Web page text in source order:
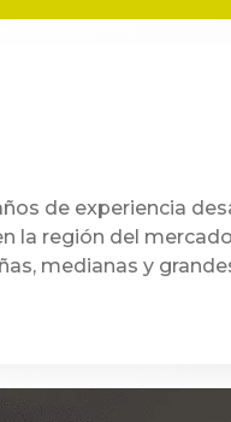
de experiencia
la región del
medianas y